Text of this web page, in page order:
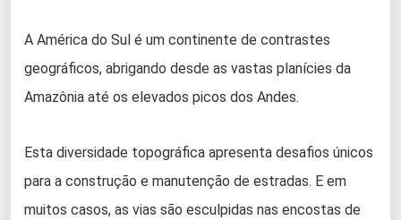
A América do Sul é um continente de contrastes
geográficos, abrigando desde as vastas planícies da
Amazônia até os elevados picos dos Andes.
Esta diversidade topográfica apresenta desafios únicos
para a construção e manutenção de estradas. E em
muitos casos, as vias são esculpidas nas encostas de